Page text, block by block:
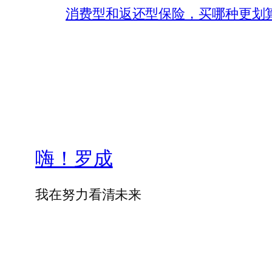
消费型和返还型保险，买哪种更划
嗨！罗成
我在努力看清未来